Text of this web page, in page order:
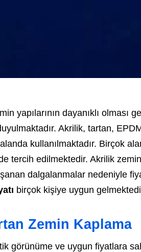
yapılarının dayanıklı olması
Akrilik, tartan,
kullanılmaktadır. Birçok
tercih edilmektedir. Akrilik
dalgalanmalar nedeniyle
birçok kişiye uygun
Zemin Kaplama
görünüme ve uygun fiyatlara